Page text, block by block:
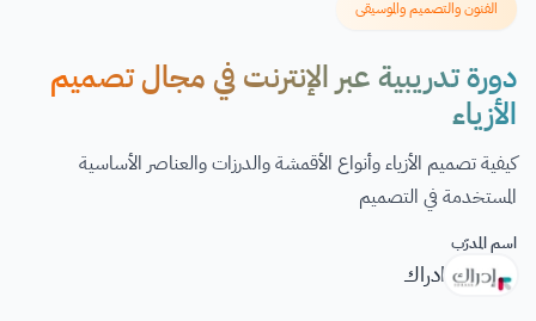
الفنون والتصميم والموسيقى
دورة تدريبية عبر الإنترنت في مجال تصميم
الأزياء
كيفية تصميم الأزياء وأنواع الأقمشة والدرزات والعناصر الأساسية
المستخدمة في التصميم
اسم المدرّب
ادراك